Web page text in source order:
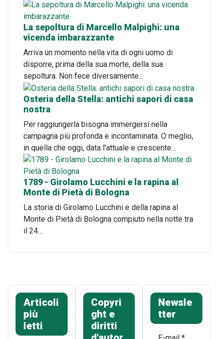
La sepoltura di Marcello Malpighi: una
vicenda imbarazzante
Arriva un momento nella vita di ogni uomo di
disporre, prima della sua morte, della sua
sepoltura. Non fece diversamente…
Osteria della Stella: antichi sapori di casa
nostra
Per raggiungerla bisogna immergersi nella
campagna più profonda e incontaminata. O meglio,
in quella che oggi, data l'attuale e crescente…
1789 - Girolamo Lucchini e la rapina al
Monte di Pietà di Bologna
La storia di Girolamo Lucchini e della rapina al
Monte di Pietà di Bologna compiuto nella notte tra
il 24…
Articoli
più
letti
Copyri
ght e
diritti
Newsle
tter